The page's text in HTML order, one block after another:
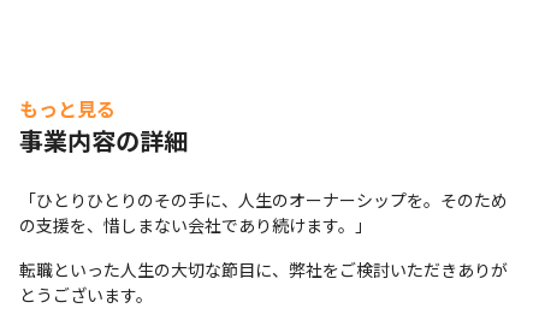
もっと見る
事業内容の詳細
「ひとりひとりのその手に、人生のオーナーシップを。そのため
の支援を、惜しまない会社であり続けます。」
転職といった人生の大切な節目に、弊社をご検討いただきありが
とうございます。